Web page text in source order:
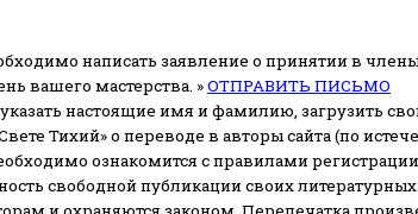
написать заявление о принятии в
вашего мастерства. »ОТПРАВИТЬ ПИСЬМО
настоящие имя и фамилию, загрузить
Тихий» о переводе в авторы сайта (по
ознакомится с правилами
свободной публикации своих